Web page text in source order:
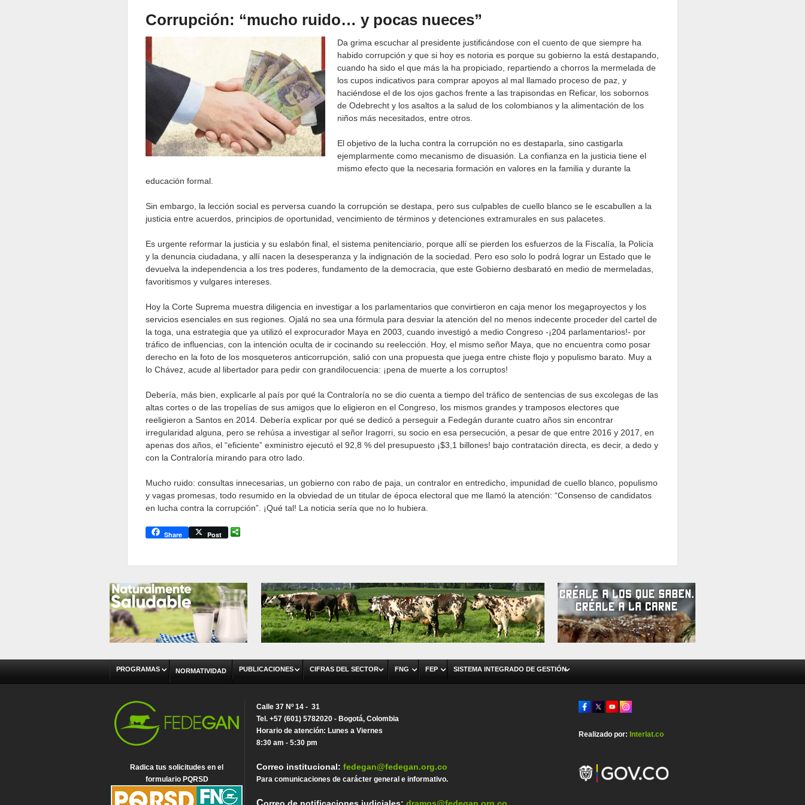
Corrupción: “mucho ruido… y pocas nueces”
Da grima escuchar al presidente justificándose con el cuento de que siempre ha
habido corrupción y que si hoy es notoria es porque su gobierno la está destapando,
cuando ha sido el que más la ha propiciado, repartiendo a chorros la mermelada de
los cupos indicativos para comprar apoyos al mal llamado proceso de paz, y
haciéndose el de los ojos gachos frente a las trapisondas en Reficar, los sobornos
de Odebrecht y los asaltos a la salud de los colombianos y la alimentación de los
niños más necesitados, entre otros.
El objetivo de la lucha contra la corrupción no es destaparla, sino castigarla
ejemplarmente como mecanismo de disuasión. La confianza en la justicia tiene el
mismo efecto que la necesaria formación en valores en la familia y durante la
educación formal.
Sin embargo, la lección social es perversa cuando la corrupción se destapa, pero sus culpables de cuello blanco se le escabullen a la
justicia entre acuerdos, principios de oportunidad, vencimiento de términos y detenciones extramurales en sus palacetes.
Es urgente reformar la justicia y su eslabón final, el sistema penitenciario, porque allí se pierden los esfuerzos de la Fiscalía, la Policía
y la denuncia ciudadana, y allí nacen la desesperanza y la indignación de la sociedad. Pero eso solo lo podrá lograr un Estado que le
devuelva la independencia a los tres poderes, fundamento de la democracia, que este Gobierno desbarató en medio de mermeladas,
favoritismos y vulgares intereses.
Hoy la Corte Suprema muestra diligencia en investigar a los parlamentarios que convirtieron en caja menor los megaproyectos y los
servicios esenciales en sus regiones. Ojalá no sea una fórmula para desviar la atención del no menos indecente proceder del cartel de
la toga, una estrategia que ya utilizó el exprocurador Maya en 2003, cuando investigó a medio Congreso -¡204 parlamentarios!- por
tráfico de influencias, con la intención oculta de ir cocinando su reelección. Hoy, el mismo señor Maya, que no encuentra como posar
derecho en la foto de los mosqueteros anticorrupción, salió con una propuesta que juega entre chiste flojo y populismo barato. Muy a
lo Chávez, acude al libertador para pedir con grandilocuencia: ¡pena de muerte a los corruptos!
Debería, más bien, explicarle al país por qué la Contraloría no se dio cuenta a tiempo del tráfico de sentencias de sus excolegas de las
altas cortes o de las tropelías de sus amigos que lo eligieron en el Congreso, los mismos grandes y tramposos electores que
reeligieron a Santos en 2014. Debería explicar por qué se dedicó a perseguir a Fedegán durante cuatro años sin encontrar
irregularidad alguna, pero se rehúsa a investigar al señor Iragorri, su socio en esa persecución, a pesar de que entre 2016 y 2017, en
apenas dos años, el “eficiente” exministro ejecutó el 92,8 % del presupuesto ¡$3,1 billones! bajo contratación directa, es decir, a dedo y
con la Contraloría mirando para otro lado.
Mucho ruido: consultas innecesarias, un gobierno con rabo de paja, un contralor en entredicho, impunidad de cuello blanco, populismo
y vagas promesas, todo resumido en la obviedad de un titular de época electoral que me llamó la atención: “Consenso de candidatos
en lucha contra la corrupción”. ¡Qué tal! La noticia sería que no lo hubiera.
Share Post
PROGRAMAS NORMATIVIDAD PUBLICACIONES CIFRAS DEL SECTOR FNG FEP SISTEMA INTEGRADO DE GESTIÓN
Radica tus solicitudes en el
formulario PQRSD
Calle 37 Nº 14 - 31
Tel. +57 (601) 5782020 - Bogotá, Colombia
Horario de atención: Lunes a Viernes
8:30 am - 5:30 pm
Correo institucional:fedegan@fedegan.org.co
Para comunicaciones de carácter general e informativo.
Correo de notificaciones judiciales:dramos@fedegan.org.co
Realizado por:Interlat.co